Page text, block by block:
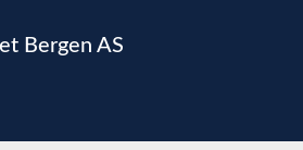
Bergen AS